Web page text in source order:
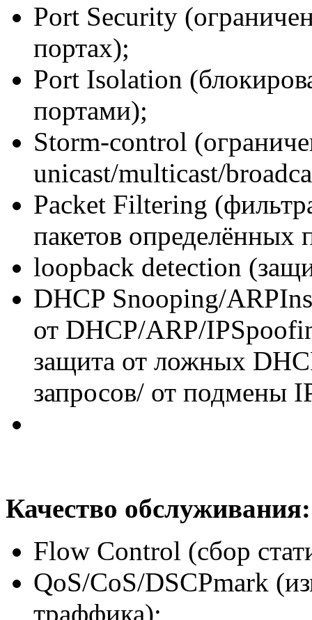
Port Security
портах);
Port Isolation
портами);
Storm-control
unicast/multicast/
Packet Filtering
пакетов определённых
loopback detection
DHCP Snooping/
от DHCP/ARP/
защита от ложных
запросов/ от подмены
Качество обслуживания:
Flow Control (сбор
QoS/CoS/DSCPmark
траффика);